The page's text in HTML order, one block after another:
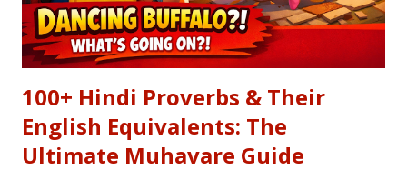
100+ Hindi Proverbs & Their
English Equivalents: The
Ultimate Muhavare Guide